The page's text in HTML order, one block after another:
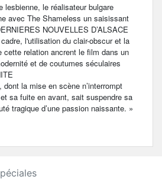
lesbienne, le réalisateur bulgare
avec The Shameless un saisissant
NOUVELLES D’ALSACE
l'utilisation du clair-obscur et la
cette relation ancrent le film dans un
et de coutumes séculaires
la mise en scène n’interrompt
sa fuite en avant, sait suspendre sa
tragique d’une passion naissante. »